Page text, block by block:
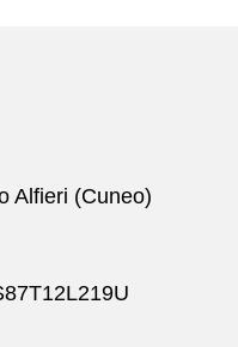
Alfieri (Cuneo)